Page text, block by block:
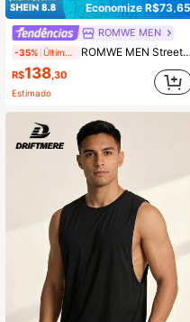
Economize R$73,65
ROMWE MEN
-35% ROMWE MEN Street Life Calça Cargo Solta com Cordão na Cintura e Bolsos, Cor Sólida
R$138,30
Estimado